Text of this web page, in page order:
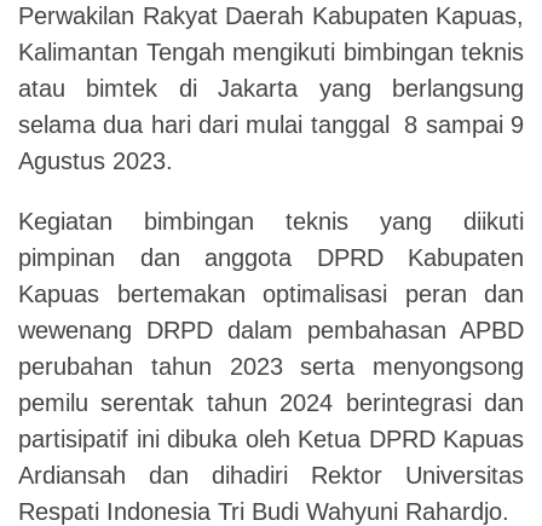
Perwakilan Rakyat Daerah Kabupaten Kapuas,
Kalimantan Tengah mengikuti bimbingan teknis
atau bimtek di Jakarta yang berlangsung
selama dua hari dari mulai tanggal 8 sampai 9
Agustus 2023.
Kegiatan bimbingan teknis yang diikuti
pimpinan dan anggota DPRD Kabupaten
Kapuas bertemakan optimalisasi peran dan
wewenang DRPD dalam pembahasan APBD
perubahan tahun 2023 serta menyongsong
pemilu serentak tahun 2024 berintegrasi dan
partisipatif ini dibuka oleh Ketua DPRD Kapuas
Ardiansah dan dihadiri Rektor Universitas
Respati Indonesia Tri Budi Wahyuni Rahardjo.